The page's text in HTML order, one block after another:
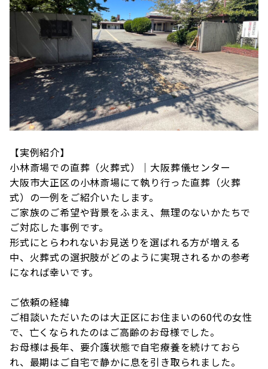
【実例紹介】
小林斎場での直葬（火葬式）｜大阪葬儀センター
大阪市大正区の小林斎場にて執り行った直葬（火葬
式）の一例をご紹介いたします。
ご家族のご希望や背景をふまえ、無理のないかたちで
ご対応した事例です。
形式にとらわれないお見送りを選ばれる方が増える
中、火葬式の選択肢がどのように実現されるかの参考
になれば幸いです。
ご依頼の経緯
ご相談いただいたのは大正区にお住まいの60代の女性
で、亡くなられたのはご高齢のお母様でした。
お母様は長年、要介護状態で自宅療養を続けておら
れ、最期はご自宅で静かに息を引き取られました。